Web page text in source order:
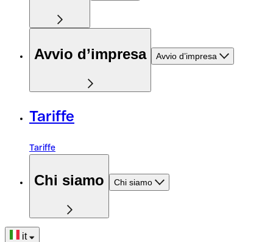
Avvio d’impresa Avvio d’impresa
Tariffe
Tariffe
Chi siamo Chi siamo
it